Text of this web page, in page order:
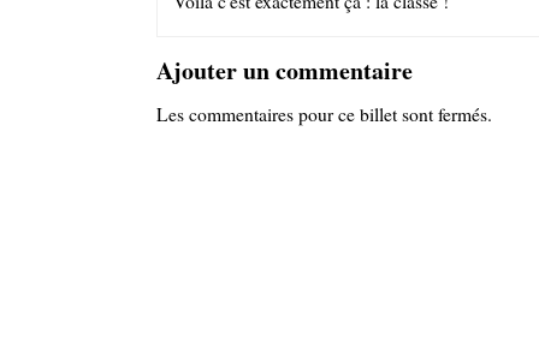
Ajouter un commentaire
Les commentaires pour ce billet sont fermés.